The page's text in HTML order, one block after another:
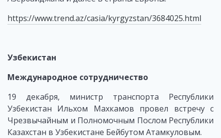
https://www.trend.az/casia/kyrgyzstan/3684025.html
Узбекистан
Международное сотрудничество
19 декабря, министр транспорта Республики
Узбекистан Ильхом Махкамов провел встречу с
Чрезвычайным и Полномочным Послом Республики
Казахстан в Узбекистане Бейбутом Атамкуловым.